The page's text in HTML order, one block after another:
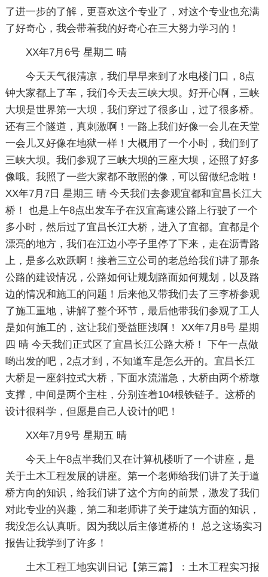
了进一步的了解，更喜欢这个专业了，对这个专业也充满
了好奇心，我会带着我的好奇心在三大努力学习的！
XX年7月6号 星期二 晴
今天天气很清凉，我们早早来到了水电楼门口，8点
钟大家都上了车，我们今天去三峡大坝。好开心啊，三峡
大坝是世界第一大坝，我们穿过了很多山，过了很多桥。
还有三个隧道，真刺激啊！一路上我们好像一会儿在天堂
一会儿又好像在地狱一样！大概用了一个小时，我们到了
三峡大坝。我们参观了三峡大坝的三座大坝，还照了好多
像哦。我照了一些大家都不敢照的像，可以留做纪念啦！
XX年7月7日 星期三 晴 今天我们去参观宜都和宜昌长江大
桥！ 也是上午8点出发车子在汉宜高速公路上行驶了一个
多小时，然后过了宜昌长江大桥，进入了宜都。宜都是个
漂亮的地方，我们在江边小亭子里停了下来，走在沥青路
上，是多么欢跃啊！接着三立公司的老总给我们讲了那条
公路的建设情况，公路如何让规划路面如何规划，以及路
边的情况和施工的问题！后来他又带我们去了三李桥参观
了施工重地，讲解了整个环节，最后他带我们参观了工人
是如何施工的，这让我们受益匪浅啊！ XX年7月8号 星期
四 晴 今天我们正式区了宜昌长江公路大桥！ 下午一点做
哟出发的吧，2点才到，不知道车是怎么开的。宜昌长江
大桥是一座斜拉式大桥，下面水流湍急，大桥由两个桥墩
支撑，中间是两个主柱，分别连着104根铁链子。这桥的
设计很科学，但愿是自己人设计的吧！
XX年7月9号 星期五 晴
今天上午8点半我们又在计算机楼听了一个讲座，是
关于土木工程发展的讲座。第一个老师给我们讲了关于道
桥方向的知识，给我们讲了这个方向的前景，激发了我们
对此专业的兴趣，第二和老师讲了关于建筑方面的知识，
我没怎么认真听。因为我以后主修道桥的！ 总之这场实习
报告让我学到了许多！
土木工程工地实训日记【第三篇】：土木工程实习报